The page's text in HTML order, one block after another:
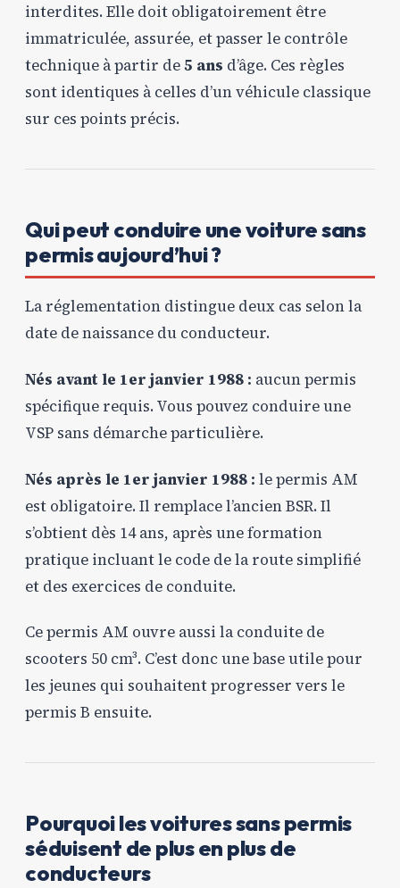
interdites. Elle doit obligatoirement être
immatriculée, assurée, et passer le contrôle
technique à partir de5 ans d’âge. Ces règles
sont identiques à celles d’un véhicule classique
sur ces points précis.
Qui peut conduire une voiture sans
permis aujourd’hui ?
La réglementation distingue deux cas selon la
date de naissance du conducteur.
Nés avant le 1er janvier 1988 : aucun permis
spécifique requis. Vous pouvez conduire une
VSP sans démarche particulière.
Nés après le 1er janvier 1988 : le permis AM
est obligatoire. Il remplace l’ancien BSR. Il
s’obtient dès 14 ans, après une formation
pratique incluant le code de la route simplifié
et des exercices de conduite.
Ce permis AM ouvre aussi la conduite de
scooters 50 cm³. C’est donc une base utile pour
les jeunes qui souhaitent progresser vers le
permis B ensuite.
Pourquoi les voitures sans permis
séduisent de plus en plus de
conducteurs